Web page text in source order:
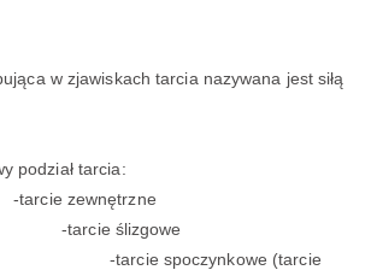
w zjawiskach tarcia nazywana jest siłą
podział tarcia:
-tarcie zewnętrzne
-tarcie ślizgowe
-tarcie spoczynkowe (tarcie